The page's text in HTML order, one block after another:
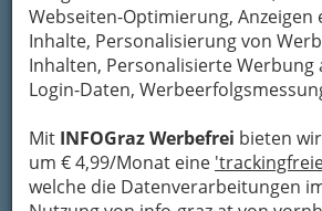
Webseiten-Optimierung, Anzeigen
Inhalte, Personalisierung von
Inhalten, Personalisierte Werbung
Login-Daten,
Mit INFOGraz Werbefrei bieten
um € 4,99/Monat eine
welche die Datenverarbeitungen
Bauträger